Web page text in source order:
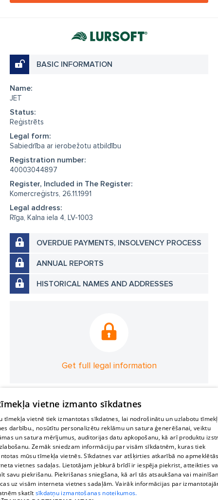
BASIC INFORMATION
Name:
JET
Status:
Reģistrēts
Legal form:
Sabiedrība ar ierobežotu atbildību
Registration number:
40003044897
Register, Included in The Register:
Komercreģistrs, 26.11.1991
Legal address:
Rīga, Kalna iela 4, LV-1003
OVERDUE PAYMENTS, INSOLVENCY PROCESS
ANNUAL REPORTS
HISTORICAL NAMES AND ADDRESSES
Get full legal information
vietne izmanto sīkdatnes
tīmekļa vietnē tiek izmantotas sīkdatnes, lai nodrošinātu un uzlabotu
darbību., nosūtītu personalizētu reklāmu un satura ģenerēšanai, veiktu
un satura mērījumus, auditorijas datu apkopošanu, kā arī produktu
Zemāk sniedzam informāciju par visām sīkdatnēm, kuras tiek
mūsu tīmekļa vietnēs. Sīkdatnes var atšķirties atkarībā no
vietnes sadaļas. Lietotājam jebkurā brīdī ir iespēja piekrist, atteikties
savu piekrišanu. Piekrišanas sniegšana, kā arī tās atsaukšana vai
uz visām interneta vietnes sadaļām. Vairāk informācijas par
skatīt sīkdatņu izmantošanas noteikumos.